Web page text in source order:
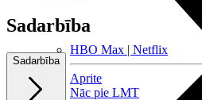
HBO Max | Netflix
Aprite
Nāc pie LMT
Sadarbība
Sadarbība